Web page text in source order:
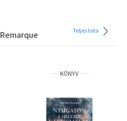
Teljes lista
KÖNYV